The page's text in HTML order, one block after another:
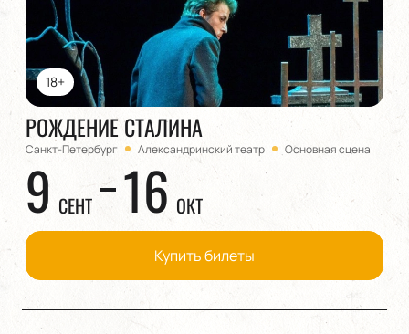
18+
РОЖДЕНИЕ СТАЛИНА
Санкт-Петербург Александринский театр Основная сцена
9 СЕНТ 16 ОКТ
Купить билеты